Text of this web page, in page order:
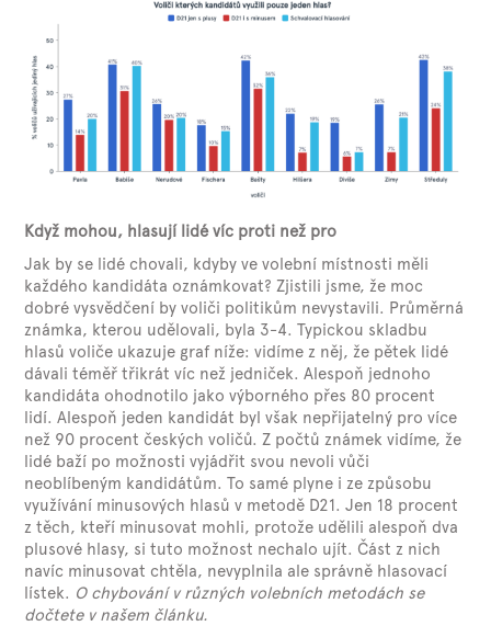
Když mohou, hlasují lidé víc proti než pro
Jak by se lidé chovali, kdyby ve volební místnosti měli
každého kandidáta oznámkovat? Zjistili jsme, že moc
dobré vysvědčení by voliči politikům nevystavili. Průměrná
známka, kterou udělovali, byla 3-4. Typickou skladbu
hlasů voliče ukazuje graf níže: vidíme z něj, že pětek lidé
dávali téměř třikrát víc než jedniček. Alespoň jednoho
kandidáta ohodnotilo jako výborného přes 80 procent
lidí. Alespoň jeden kandidát byl však nepřijatelný pro více
než 90 procent českých voličů. Z počtů známek vidíme, že
lidé baží po možnosti vyjádřit svou nevoli vůči
neoblíbeným kandidátům. To samé plyne i ze způsobu
využívání minusových hlasů v metodě D21. Jen 18 procent
z těch, kteří minusovat mohli, protože udělili alespoň dva
plusové hlasy, si tuto možnost nechalo ujít. Část z nich
navíc minusovat chtěla, nevyplnila ale správně hlasovací
lístek. O chybování v různých volebních metodách se
dočtete v našem článku.